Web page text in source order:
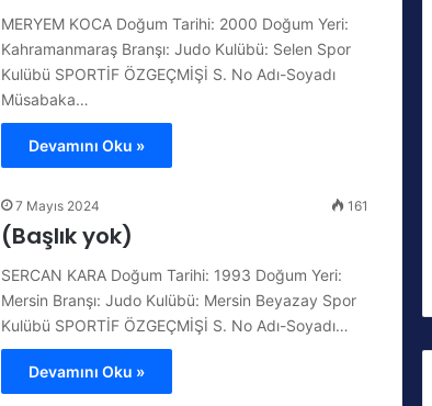
MERYEM KOCA Doğum Tarihi: 2000 Doğum Yeri:
Kahramanmaraş Branşı: Judo Kulübü: Selen Spor
Kulübü SPORTİF ÖZGEÇMİŞİ S. No Adı-Soyadı
Müsabaka…
Devamını Oku »
7 Mayıs 2024 161
(Başlık yok)
SERCAN KARA Doğum Tarihi: 1993 Doğum Yeri:
Mersin Branşı: Judo Kulübü: Mersin Beyazay Spor
Kulübü SPORTİF ÖZGEÇMİŞİ S. No Adı-Soyadı…
Devamını Oku »